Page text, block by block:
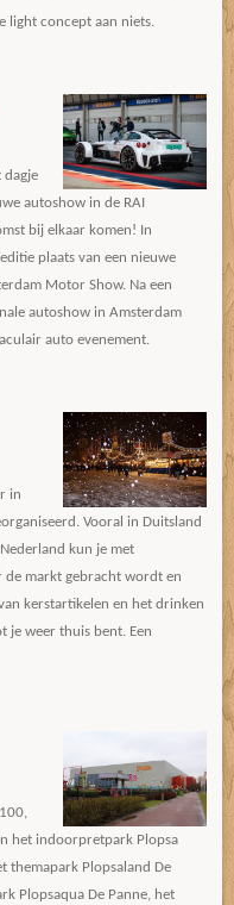
light concept aan niets.
dagje
autoshow in de RAI
bij elkaar komen! In
plaats van een nieuwe
Motor Show. Na een
autoshow in Amsterdam
auto evenement.
in
Vooral in Duitsland
kun je met
de markt gebracht wordt en
kerstartikelen en het drinken
je weer thuis bent. Een
het indoorpretpark Plopsa
themapark Plopsaland De
Plopsaqua De Panne, het